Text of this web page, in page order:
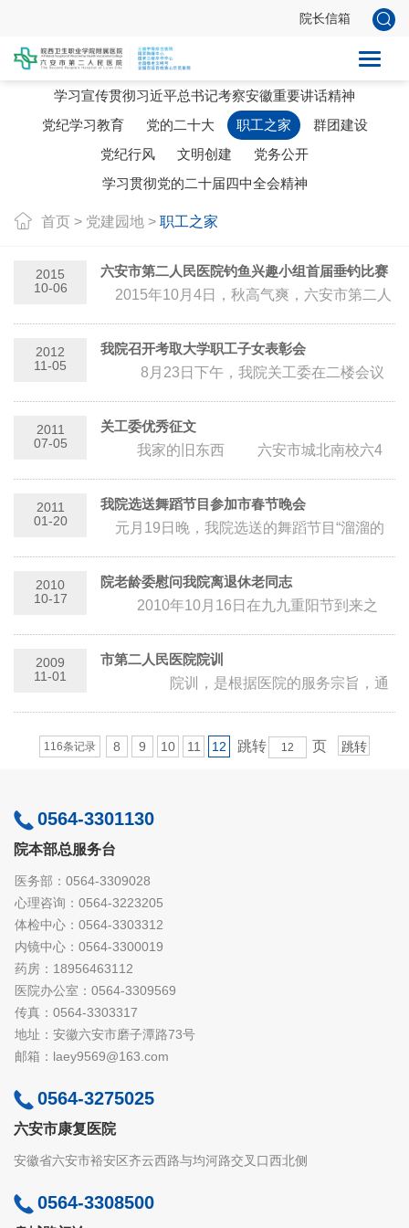
院长信箱
党建新闻
学习宣传贯彻习近平总书记考察安徽重要讲话精神
党纪学习教育
党的二十大 职工之家
群团建设
党纪行风
文明创建
党务公开
学习贯彻党的二十届四中全会精神
首页 > 党建园地 > 职工之家
2015
10-06
六安市第二人民医院钓鱼兴趣小组首届垂钓比赛
2015年10月4日，秋高气爽，六安市第二人
圈行水库圆满...
2012
11-05
我院召开考取大学职工子女表彰会
8月23日下午，我院关工委在二楼会议
2011
07-05
关工委优秀征文
我家的旧东西 六安市城北南校六4
整理东西，发现了不少的旧东西...
2011
01-20
我院选送舞蹈节目参加市春节晚会
元月19日晚，我院选送的舞蹈节目“溜溜的
现，在市广播电视台一...
2010
10-17
院老龄委慰问我院离退休老同志
2010年10月16日在九九重阳节到来之
老龄委亲自登门走访老同志，为...
2009
11-01
市第二人民医院院训
院训，是根据医院的服务宗旨，通
116条记录 8 9 10 11 12 跳转 页
0564-3301130
院本部总服务台
医务部：0564-3309028
心理咨询：0564-3223205
体检中心：0564-3303312
内镜中心：0564-3300019
药房：18956463112
医院办公室：0564-3309569
传真：0564-3303317
地址：安徽六安市磨子潭路73号
邮箱：laey9569@163.com
0564-3275025
六安市康复医院
安徽省六安市裕安区齐云西路与均河路交叉口西北侧
0564-3308500